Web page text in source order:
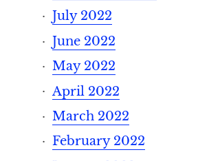
July 2022
June 2022
May 2022
April 2022
March 2022
February 2022